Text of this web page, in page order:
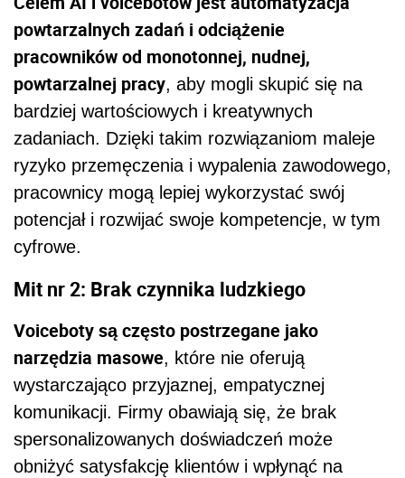
powtarzalnych zadań i odciążenie
pracowników od monotonnej, nudnej,
powtarzalnej pracy, aby mogli skupić się na
bardziej wartościowych i kreatywnych
zadaniach. Dzięki takim rozwiązaniom maleje
ryzyko przemęczenia i wypalenia zawodowego,
pracownicy mogą lepiej wykorzystać swój
potencjał i rozwijać swoje kompetencje, w tym
cyfrowe.
Mit nr 2: Brak czynnika ludzkiego
Voiceboty są często postrzegane jako
narzędzia masowe, które nie oferują
wystarczająco przyjaznej, empatycznej
komunikacji. Firmy obawiają się, że brak
spersonalizowanych doświadczeń może
obniżyć satysfakcję klientów i wpłynąć na